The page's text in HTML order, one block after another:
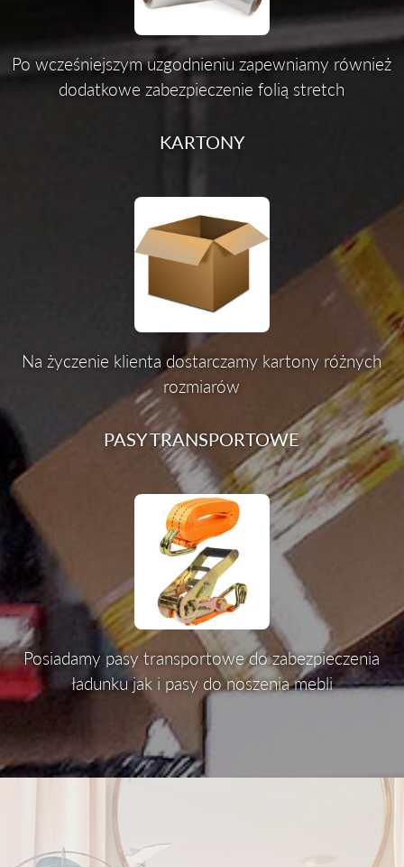
Po wcześniejszym uzgodnieniu zapewniamy również
dodatkowe zabezpieczenie folią stretch
KARTONY
Na życzenie klienta dostarczamy kartony różnych
rozmiarów
PASY TRANSPORTOWE
Posiadamy pasy transportowe do zabezpieczenia
ładunku jak i pasy do noszenia mebli